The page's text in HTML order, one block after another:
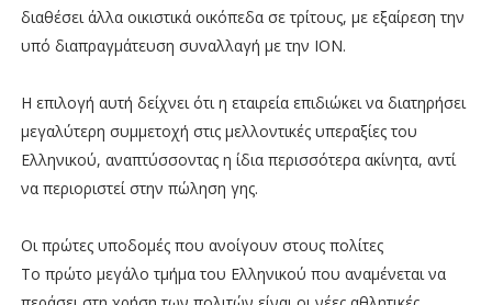
διαθέσει άλλα οικιστικά οικόπεδα σε τρίτους, με εξαίρεση την
υπό διαπραγμάτευση συναλλαγή με την ΙΟΝ.
Η επιλογή αυτή δείχνει ότι η εταιρεία επιδιώκει να διατηρήσει
μεγαλύτερη συμμετοχή στις μελλοντικές υπεραξίες του
Ελληνικού, αναπτύσσοντας η ίδια περισσότερα ακίνητα, αντί
να περιοριστεί στην πώληση γης.
Οι πρώτες υποδομές που ανοίγουν στους πολίτες
Το πρώτο μεγάλο τμήμα του Ελληνικού που αναμένεται να